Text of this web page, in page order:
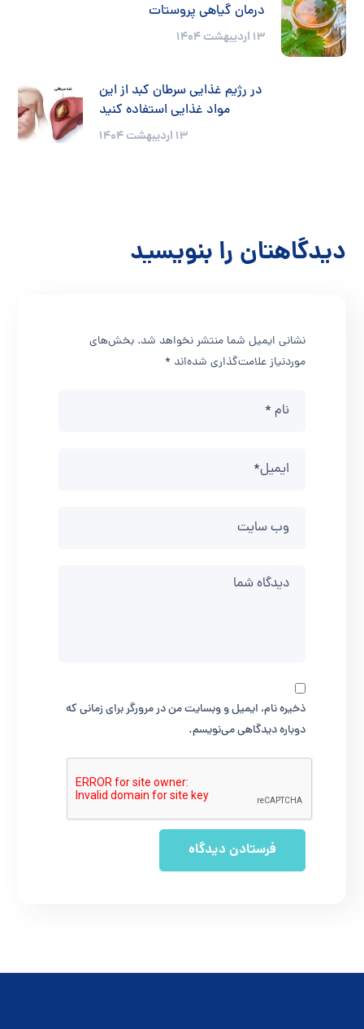
درمان گیاهی پروستات
۱۳ اردیبهشت ۱۴۰۴
در رژیم غذایی سرطان کبد از این
مواد غذایی استفاده کنید
۱۳ اردیبهشت ۱۴۰۴
دیدگاهتان را بنویسید
نشانی ایمیل شما منتشر نخواهد شد. بخش‌های
موردنیاز علامت‌گذاری شده‌اند*
ذخیره نام، ایمیل و وبسایت من در مرورگر برای زمانی که
دوباره دیدگاهی می‌نویسم.